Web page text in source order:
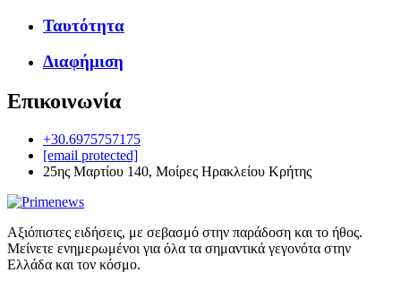
Ταυτότητα
Διαφήμιση
Επικοινωνία
+30.6975757175
[email protected]
25ης Μαρτίου 140, Μοίρες Ηρακλείου Κρήτης
Αξιόπιστες ειδήσεις, με σεβασμό στην παράδοση και το ήθος.
Μείνετε ενημερωμένοι για όλα τα σημαντικά γεγονότα στην
Ελλάδα και τον κόσμο.